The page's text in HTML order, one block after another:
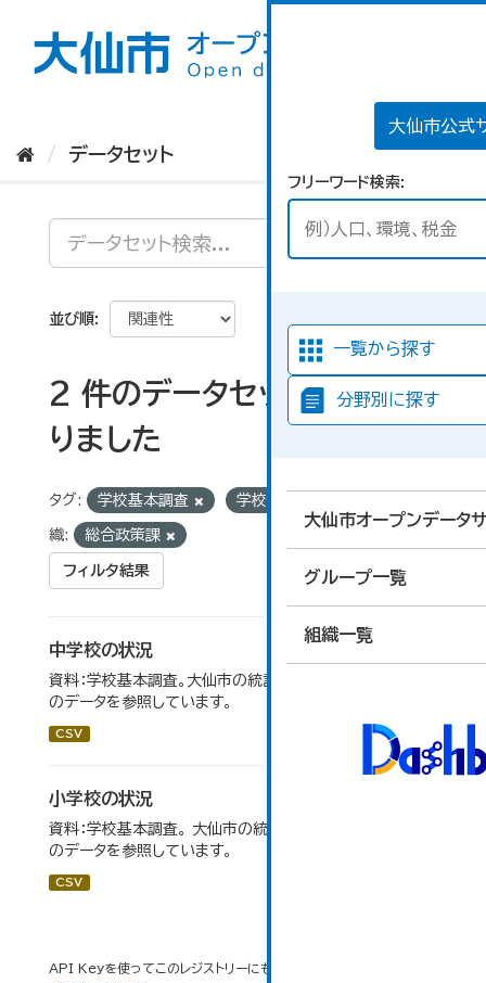
大仙市公式
フリーワード検索
一覧から探す
分野別に探す
大仙市オープンデータ
グループ一覧
組織一覧
データセット
並び順
2 件のデータセットが見つか
りました
タグ: 学校基本調査 学校数
織: 総合政策課
フィルタ結果
中学校の状況
資料：学校基本調査。大仙市の統計「14-5 中学校の状況」
のデータを参照しています。
CSV
小学校の状況
資料：学校基本調査。 大仙市の統計「14-3 小学校の状況」
のデータを参照しています。
CSV
API Keyを使ってこのレジストリーにもアクセス可能です